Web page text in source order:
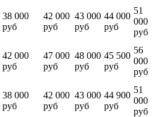
38 000
руб
42 000
руб
43 000
руб
44 000
руб
51
000
руб
42 000
руб
47 000
руб
48 000
руб
45 500
руб
56
000
руб
38 000
руб
42 000
руб
43 000
руб
44 900
руб
51
000
руб